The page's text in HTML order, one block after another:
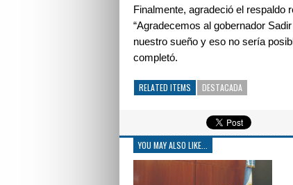
Finalmente, agradeció el respaldo
“Agradecemos al gobernador
nuestro sueño y eso no sería
completó.
RELATED ITEMS DESTACADA
YOU MAY ALSO LIKE...